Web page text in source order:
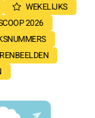
WEKELIJKS
2026